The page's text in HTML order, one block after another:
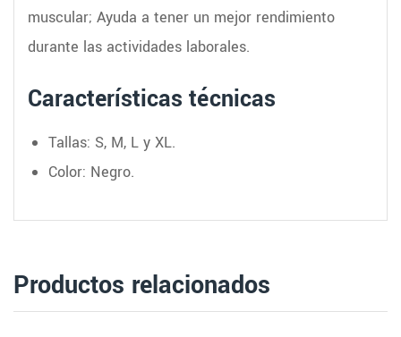
muscular; Ayuda a tener un mejor rendimiento
durante las actividades laborales.
Características técnicas
Tallas: S, M, L y XL.
Color: Negro.
Productos relacionados